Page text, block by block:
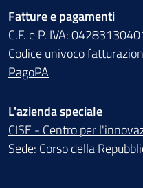
Fatture e pagamenti
C.F. e P. IVA:
Codice univoco
PagoPA
L'azienda speciale
CISE - Centro per
Sede: Corso della